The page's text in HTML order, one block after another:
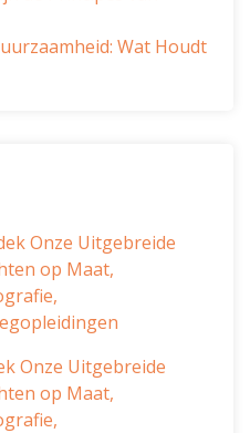
Wat Houdt
Onze Uitgebreide
op Maat,
Onze Uitgebreide
op Maat,